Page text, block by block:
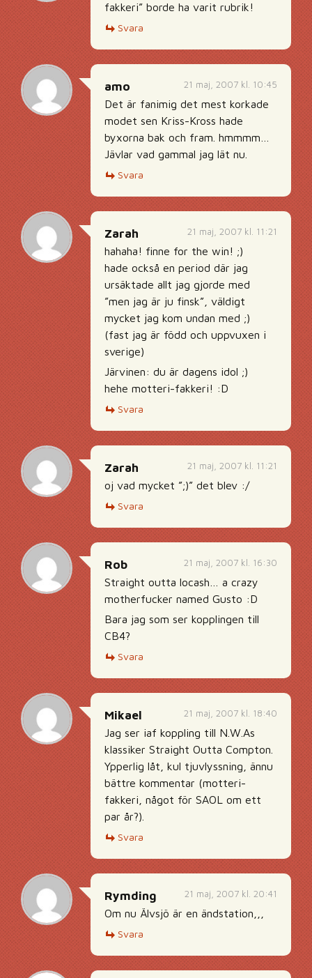
fakkeri” borde ha varit rubrik!
Svara
21 maj, 2007 kl. 10:45
amo
Det är fanimig det mest korkade
modet sen Kriss-Kross hade
byxorna bak och fram. hmmmm…
Jävlar vad gammal jag lät nu.
Svara
21 maj, 2007 kl. 11:21
Zarah
hahaha! finne for the win! ;)
hade också en period där jag
ursäktade allt jag gjorde med
”men jag är ju finsk”, väldigt
mycket jag kom undan med ;)
(fast jag är född och uppvuxen i
sverige)
Järvinen: du är dagens idol ;)
hehe motteri-fakkeri! :D
Svara
21 maj, 2007 kl. 11:21
Zarah
oj vad mycket ”;)” det blev :/
Svara
21 maj, 2007 kl. 16:30
Rob
Straight outta locash… a crazy
motherfucker named Gusto :D
Bara jag som ser kopplingen till
CB4?
Svara
21 maj, 2007 kl. 18:40
Mikael
Jag ser iaf koppling till N.W.As
klassiker Straight Outta Compton.
Ypperlig låt, kul tjuvlyssning, ännu
bättre kommentar (motteri-
fakkeri, något för SAOL om ett
par år?).
Svara
21 maj, 2007 kl. 20:41
Rymding
Om nu Älvsjö är en ändstation,,,
Svara